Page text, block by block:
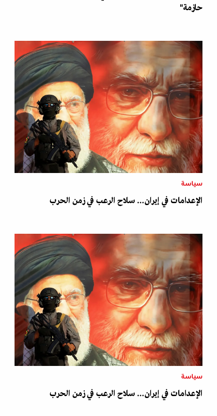
حازمة"
سياسة
الإعدامات في إيران... سلاح الرعب في زمن الحرب
سياسة
الإعدامات في إيران... سلاح الرعب في زمن الحرب